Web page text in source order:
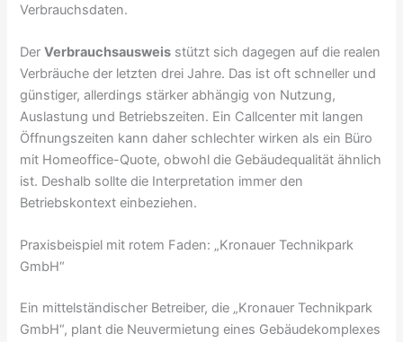
Verbrauchsdaten.
DerVerbrauchsausweis stützt sich dagegen auf die realen
Verbräuche der letzten drei Jahre. Das ist oft schneller und
günstiger, allerdings stärker abhängig von Nutzung,
Auslastung und Betriebszeiten. Ein Callcenter mit langen
Öffnungszeiten kann daher schlechter wirken als ein Büro
mit Homeoffice-Quote, obwohl die Gebäudequalität ähnlich
ist. Deshalb sollte die Interpretation immer den
Betriebskontext einbeziehen.
Praxisbeispiel mit rotem Faden: „Kronauer Technikpark
GmbH“
Ein mittelständischer Betreiber, die „Kronauer Technikpark
GmbH“, plant die Neuvermietung eines Gebäudekomplexes